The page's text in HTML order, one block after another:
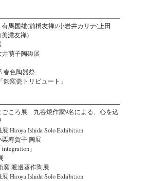
馬国雄(前橋友禅)/小岩井カリナ(上田
濃友禅)
萌子陶磁展
春色陶器祭
鈞窯瓷トリビュート」
ごころ展 九谷焼作家9名による、心を込
Hiroya Ishida Solo Exhibition
寿賀子 陶展
」
窯 渡邊葵作陶展
Hiroya Ishida Solo Exhibition